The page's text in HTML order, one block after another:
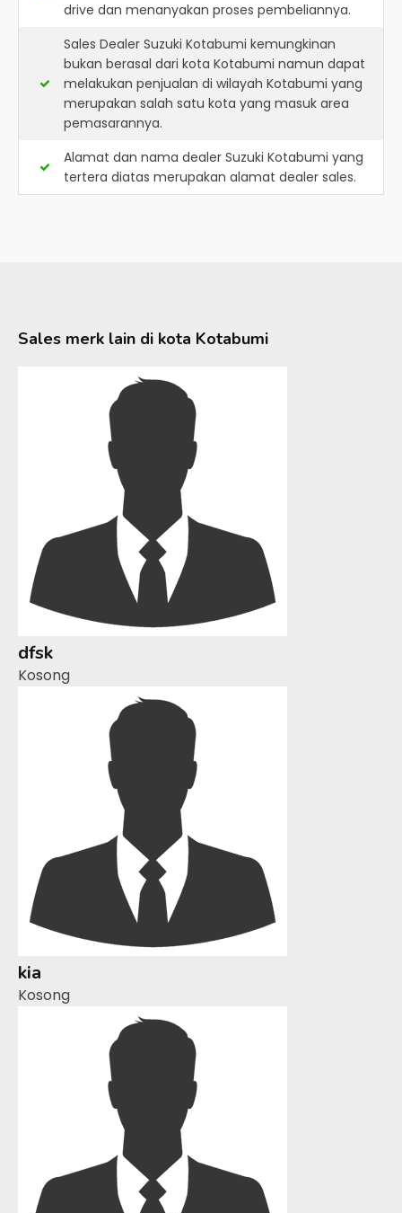
drive dan menanyakan proses pembeliannya.
Sales Dealer Suzuki Kotabumi kemungkinan
bukan berasal dari kota Kotabumi namun dapat
melakukan penjualan di wilayah Kotabumi yang
merupakan salah satu kota yang masuk area
pemasarannya.
Alamat dan nama dealer Suzuki Kotabumi yang
tertera diatas merupakan alamat dealer sales.
Sales merk lain di kota Kotabumi
dfsk
Kosong
kia
Kosong